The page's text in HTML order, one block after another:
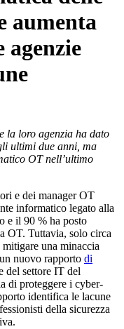
aumenta
la loro agenzia ha dato
ultimi due anni, ma
OT nell’ultimo
e dei manager OT
informatico legato alla
e il 90 % ha posto
OT. Tuttavia, solo circa
una minaccia
nuovo rapporto di
del settore IT del
di proteggere i cyber-
identifica le lacune
della sicurezza